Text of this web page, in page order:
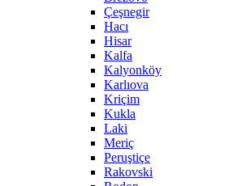
Çeşnegir
Hacı
Hisar
Kalfa
Kalyonköy
Karlıova
Kriçim
Kukla
Laki
Meriç
Peruştiçe
Rakovski